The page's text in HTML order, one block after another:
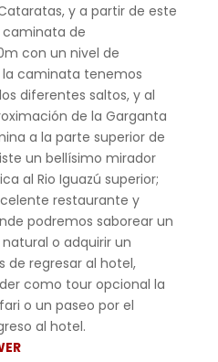
y a partir de este
caminata de
con un nivel de
caminata tenemos
diferentes saltos, y al
de la Garganta
a la parte superior de
un bellísimo mirador
al Rio Iguazú superior;
restaurante y
podremos saborear un
o adquirir un
de regresar al hotel,
como tour opcional la
o un paseo por el
al hotel.